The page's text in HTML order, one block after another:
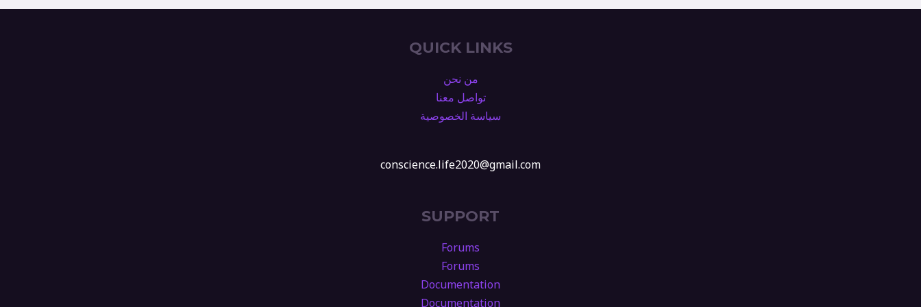
QUICK LINKS
من نحن
تواصل معنا
سياسة الخصوصية
conscience.life2020@gmail.com
SUPPORT
Forums
Forums
Documentation
Documentation